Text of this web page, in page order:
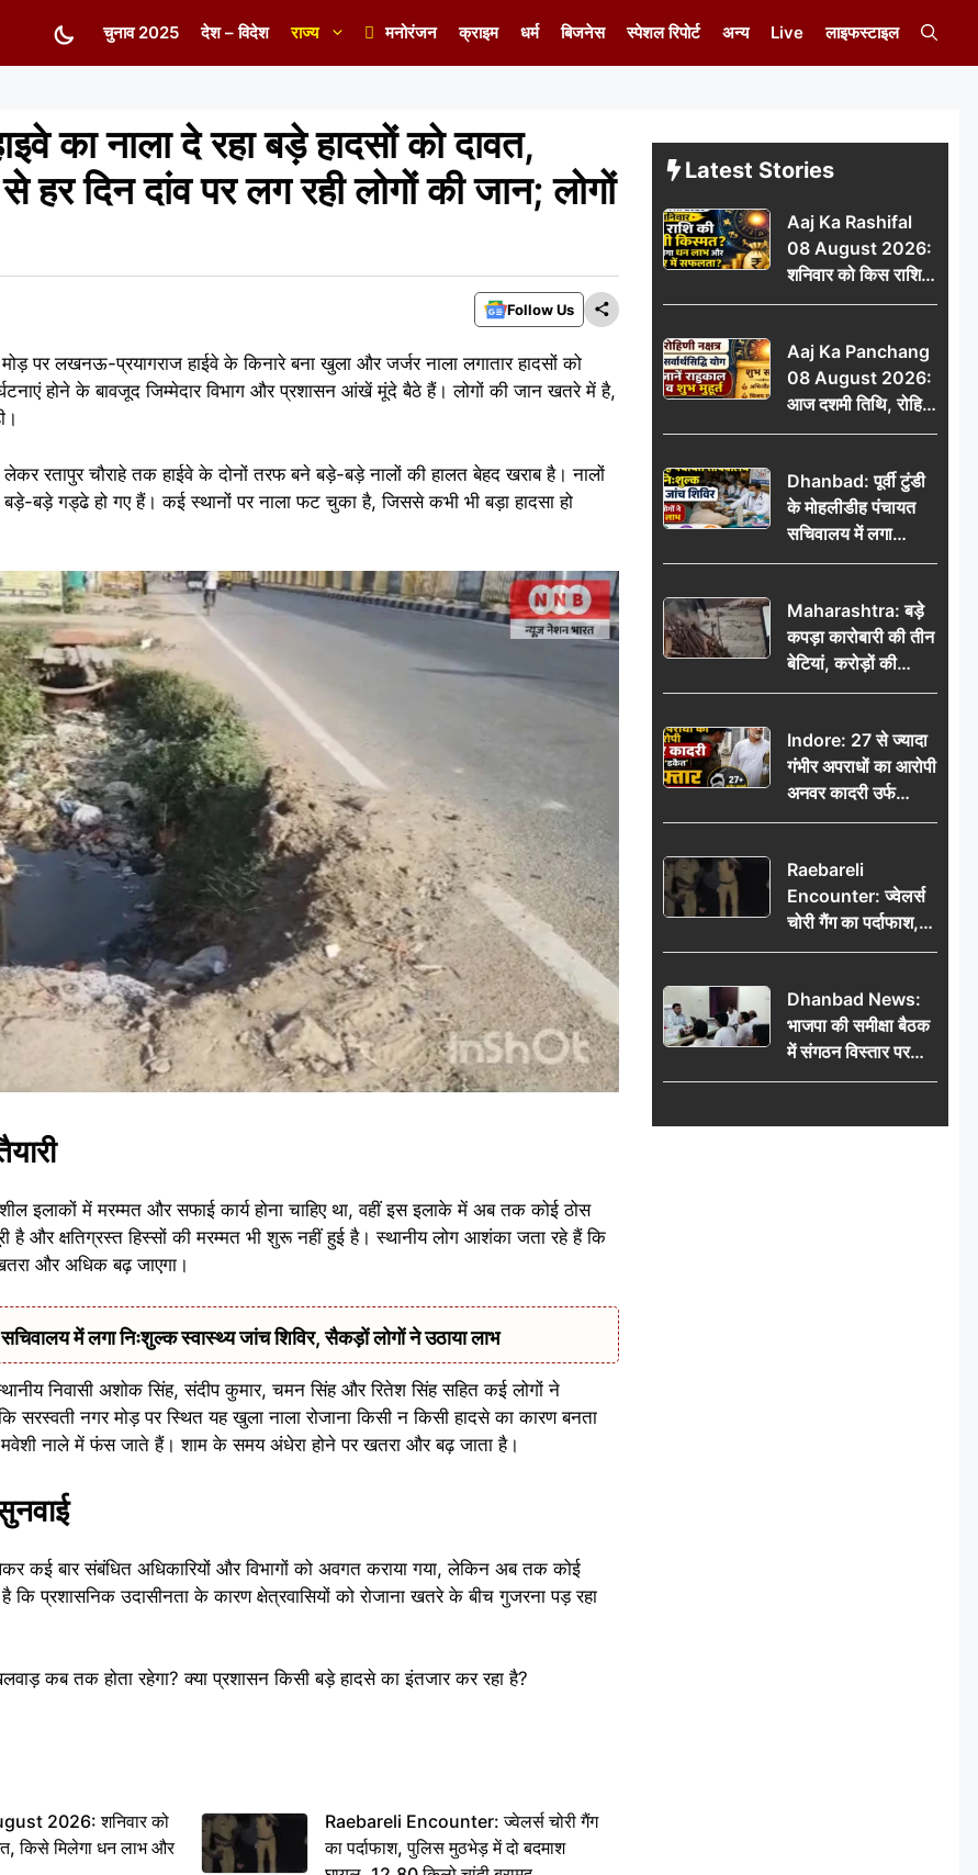
चुनाव 2025 देश – विदेश राज्य मनोरंजन क्राइम धर्म बिजनेस स्पेशल रिपोर्ट अन्य Live लाइफस्टाइल
का नाला दे रहा बड़े हादसों को दावत,
से हर दिन दांव पर लग रही लोगों की जान; लोगों
Follow Us
पर लखनऊ-प्रयागराज हाईवे के किनारे बना खुला और जर्जर नाला लगातार हादसों को
होने के बावजूद जिम्मेदार विभाग और प्रशासन आंखें मूंदे बैठे हैं। लोगों की जान खतरे में है,
लेकर रतापुर चौराहे तक हाईवे के दोनों तरफ बने बड़े-बड़े नालों की हालत बेहद खराब है। नालों
बड़े गड्ढे हो गए हैं। कई स्थानों पर नाला फट चुका है, जिससे कभी भी बड़ा हादसा हो
इलाकों में मरम्मत और सफाई कार्य होना चाहिए था, वहीं इस इलाके में अब तक कोई ठोस
है और क्षतिग्रस्त हिस्सों की मरम्मत भी शुरू नहीं हुई है। स्थानीय लोग आशंका जता रहे हैं कि
और अधिक बढ़ जाएगा।
में लगा निःशुल्क स्वास्थ्य जांच शिविर, सैकड़ों लोगों ने उठाया लाभ
निवासी अशोक सिंह, संदीप कुमार, चमन सिंह और रितेश सिंह सहित कई लोगों ने
सरस्वती नगर मोड़ पर स्थित यह खुला नाला रोजाना किसी न किसी हादसे का कारण बनता
नाले में फंस जाते हैं। शाम के समय अंधेरा होने पर खतरा और बढ़ जाता है।
कई बार संबंधित अधिकारियों और विभागों को अवगत कराया गया, लेकिन अब तक कोई
कि प्रशासनिक उदासीनता के कारण क्षेत्रवासियों को रोजाना खतरे के बीच गुजरना पड़ रहा
कब तक होता रहेगा? क्या प्रशासन किसी बड़े हादसे का इंतजार कर रहा है?
2026: शनिवार को
किसे मिलेगा धन लाभ और
Raebareli Encounter: ज्वेलर्स चोरी गैंग
का पर्दाफाश, पुलिस मुठभेड़ में दो बदमाश
Latest Stories
Aaj Ka Rashifal
08 August 2026:
शनिवार को किस राशि
की चमकेगी किस्मत,
और करियर में सफलता?
Aaj Ka Panchang
08 August 2026:
आज दशमी तिथि, रोहिणी
नक्षत्र और सर्वार्थसिद्धि
शुभ मुहूर्त
Dhanbad: पूर्वी टुंडी
के मोहलीडीह पंचायत
सचिवालय में लगा
निःशुल्क स्वास्थ्य जांच
उठाया लाभ
Maharashtra: बड़े
कपड़ा कारोबारी की तीन
बेटियां, करोड़ों की
कमाई… फिर भी पिता
अंतिम दिन, 5100 रुपये
भेजकर कहा– अंतिम
संस्कार कर दीजिए हम
नहीं आ पाएंगे
Indore: 27 से ज्यादा
गंभीर अपराधों का आरोपी
अनवर कादरी उर्फ
‘डकैत’ गिरफ्तार, इंदौर
Raebareli
Encounter: ज्वेलर्स
चोरी गैंग का पर्दाफाश,
पुलिस मुठभेड़ में दो
किलो चांदी बरामद
Dhanbad News:
भाजपा की समीक्षा बैठक
में संगठन विस्तार पर
मंथन, बीडीओ से
जनसमस्याओं का विवरण